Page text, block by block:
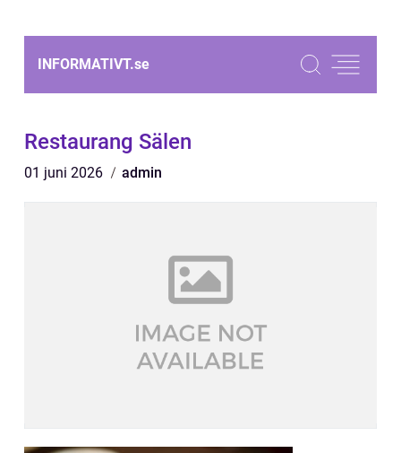
INFORMATIVT.se
Restaurang Sälen
01 juni 2026 admin